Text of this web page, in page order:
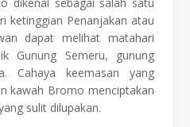
ketinggian Penanjakan atau
dapat melihat matahari
Gunung Semeru, gunung
Cahaya keemasan yang
kawah Bromo menciptakan
sulit dilupakan.